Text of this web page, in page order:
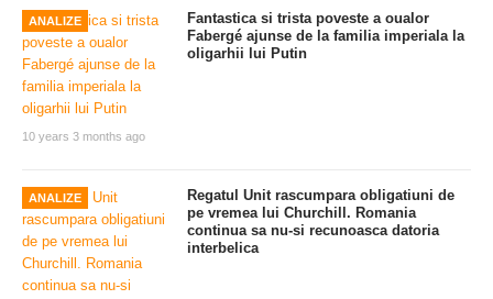
ANALIZE
10 years 3 months ago
Fantastica si trista poveste a oualor
Fabergé ajunse de la familia imperiala la
oligarhii lui Putin
ANALIZE
Regatul Unit rascumpara obligatiuni de
pe vremea lui Churchill. Romania
continua sa nu-si recunoasca datoria
interbelica